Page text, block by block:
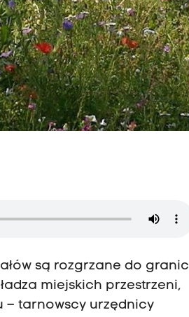
są rozgrzane do granic
miejskich przestrzeni,
– tarnowscy urzędnicy